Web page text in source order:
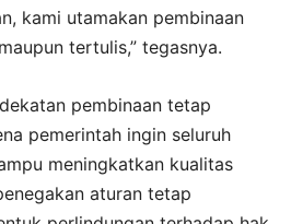
kami utamakan pembinaan
tertulis,” tegasnya.
pembinaan tetap
pemerintah ingin seluruh
meningkatkan kualitas
aturan tetap